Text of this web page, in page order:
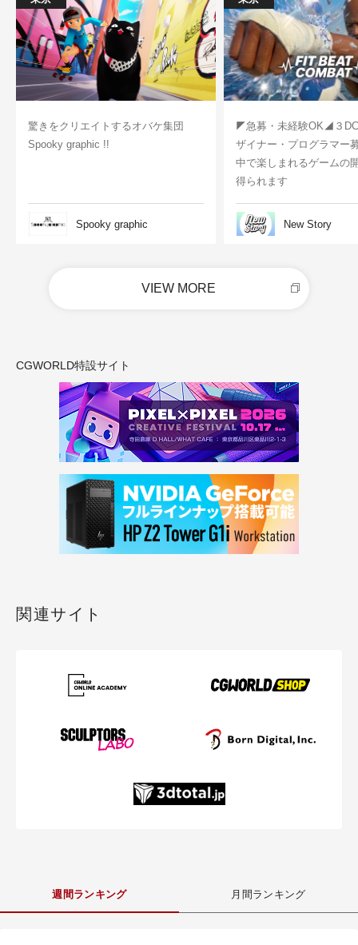
驚きをクリエイトするオバケ集団
Spooky graphic !!
Spooky graphic
◤急募・未経験OK◢３
ザイナー・プログラマー
中で楽しまれるゲームの
得られます
New Story
VIEW MORE
CGWORLD特設サイト
関連サイト
週間ランキング 月間ランキング